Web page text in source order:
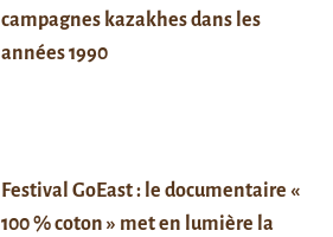
campagnes kazakhes dans les
années 1990
Festival GoEast : le documentaire «
100 % coton » met en lumière la